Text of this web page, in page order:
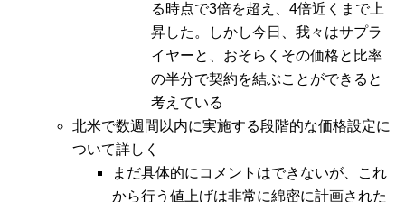
る時点で3倍を超え、4倍近くまで上
昇した。しかし今日、我々はサプラ
イヤーと、おそらくその価格と比率
の半分で契約を結ぶことができると
考えている
北米で数週間以内に実施する段階的な価格設定に
ついて詳しく
まだ具体的にコメントはできないが、これ
から行う値上げは非常に綿密に計画された